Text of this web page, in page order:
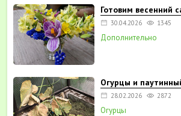
Готовим весенний
30.04.2026 1345
Дополнительно
Огурцы и
28.02.2026 2872
Огурцы